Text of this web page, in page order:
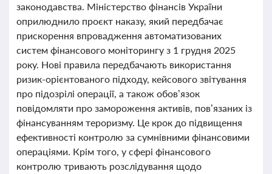
законодавства. Міністерство фінансів України
оприлюднило проєкт наказу, який передбачає
прискорення впровадження автоматизованих
систем фінансового моніторингу з 1 грудня 2025
року. Нові правила передбачають використання
ризик-орієнтованого підходу, кейсового звітування
про підозрілі операції, а також обов’язок
повідомляти про замороження активів, пов’язаних із
фінансуванням тероризму. Це крок до підвищення
ефективності контролю за сумнівними фінансовими
операціями. Крім того, у сфері фінансового
контролю тривають розслідування щодо